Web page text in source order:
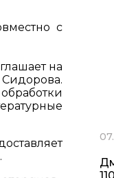
с
на